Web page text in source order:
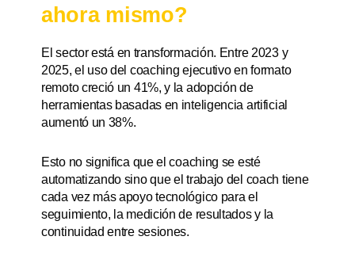
ahora mismo?
El sector está en transformación. Entre 2023 y
2025, el uso del coaching ejecutivo en formato
remoto creció un 41%, y la adopción de
herramientas basadas en inteligencia artificial
aumentó un 38%.
Esto no significa que el coaching se esté
automatizando sino que el trabajo del coach tiene
cada vez más apoyo tecnológico para el
seguimiento, la medición de resultados y la
continuidad entre sesiones.